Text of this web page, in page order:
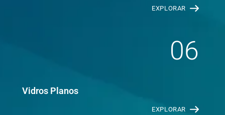
EXPLORAR
06
Vidros Planos
EXPLORAR